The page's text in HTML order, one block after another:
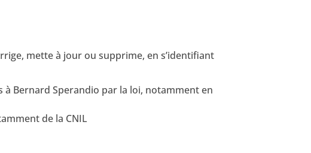
mette à jour ou supprime, en s’identifiant
Bernard Sperandio par la loi, notamment en
de la CNIL